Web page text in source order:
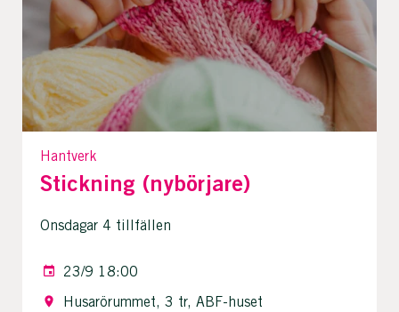
Hantverk
Stickning (nybörjare)
Onsdagar 4 tillfällen
23/9 18:00
Husarörummet, 3 tr, ABF-huset